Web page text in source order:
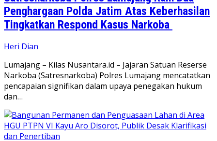
Penghargaan Polda Jatim Atas Keberhasilan
Tingkatkan Respond Kasus Narkoba
Heri Dian
Lumajang – Kilas Nusantara.id – Jajaran Satuan Reserse
Narkoba (Satresnarkoba) Polres Lumajang mencatatkan
pencapaian signifikan dalam upaya penegakan hukum
dan…